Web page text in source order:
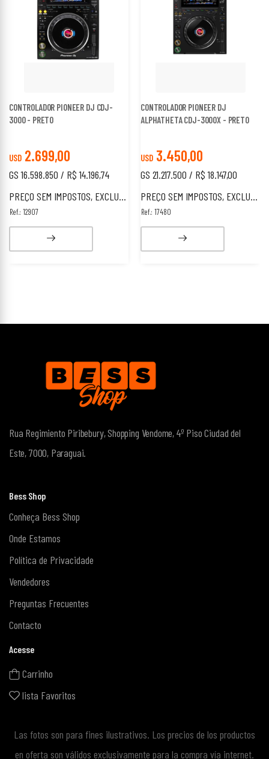
CONTROLADOR PIONEER DJ CDJ-
3000 - PRETO
USD 2.699,00
GS 16.598.850 / R$ 14.196,74
PREÇO SEM IMPOSTOS, EXCLUSIVO PARA ESTRANGEIROS.
Ref.: 12907
CONTROLADOR PIONEER DJ
ALPHATHETA CDJ-3000X - PRETO
USD 3.450,00
GS 21.217.500 / R$ 18.147,00
PREÇO SEM IMPOSTOS, EXCLUSIVO PARA ESTRANGEIROS.
Ref.: 17480
Rua Regimiento Piribebury, Shopping Vendome, 4º PisoCiudad del
Este, 7000, Paraguai.
Bess Shop
Conheça Bess Shop
Onde Estamos
Política de Privacidade
Vendedores
Preguntas Frecuentes
Contacto
Acesse
Carrinho
lista Favoritos
Las fotos son para fines ilustrativos. Los precios de los productos
en oferta son válidos exclusivamente para la compra vía internet.